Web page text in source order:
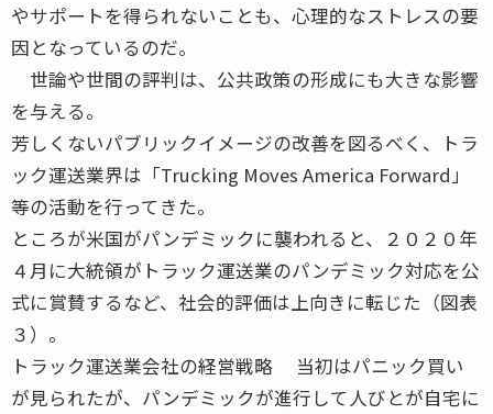
やサポートを得られないことも、心理的なストレスの要
因となっているのだ。
世論や世間の評判は、公共政策の形成にも大きな影響
を与える。
芳しくないパブリックイメージの改善を図るべく、トラ
ック運送業界は「Trucking Moves America Forward」
等の活動を行ってきた。
ところが米国がパンデミックに襲われると、２０２０年
４月に大統領がトラック運送業のパンデミック対応を公
式に賞賛するなど、社会的評価は上向きに転じた（図表
３）。
トラック運送業会社の経営戦略 当初はパニック買い
が見られたが、パンデミックが進行して人びとが自宅に